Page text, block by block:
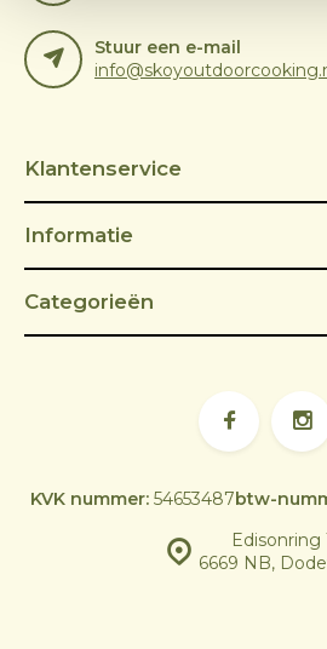
Stuur een e-mail
Klantenservice
Informatie
Categorieën
Edisonring
6669 NB,
KVK nummer:54653487btw-